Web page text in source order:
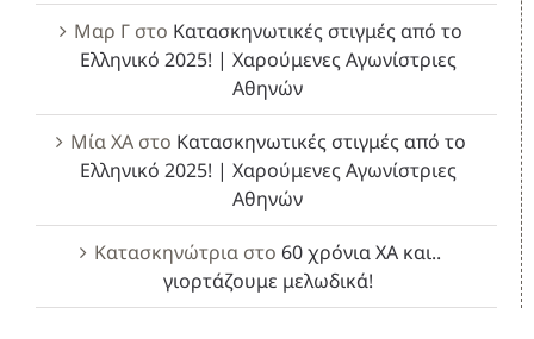
Μαρ Γστο Κατασκηνωτικές στιγμές από το
Ελληνικό 2025! | Χαρούμενες Αγωνίστριες
Αθηνών
Μία ΧΑστο Κατασκηνωτικές στιγμές από το
Ελληνικό 2025! | Χαρούμενες Αγωνίστριες
Αθηνών
Κατασκηνώτρια στο 60 χρόνια ΧΑ και..
γιορτάζουμε μελωδικά!